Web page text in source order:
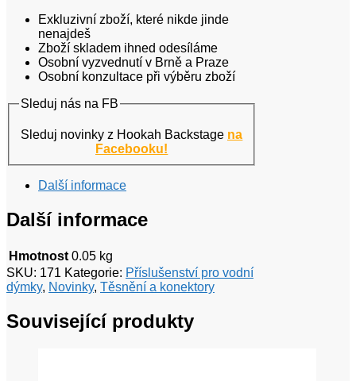
Exkluzivní zboží, které nikde jinde
nenajdeš
Zboží skladem ihned odesíláme
Osobní vyzvednutí v Brně a Praze
Osobní konzultace při výběru zboží
Sleduj nás na FB
Sleduj novinky z Hookah Backstage na
Facebooku!
Další informace
Další informace
Hmotnost 0.05 kg
SKU: 171 Kategorie: Příslušenství pro vodní
dýmky, Novinky, Těsnění a konektory
Související produkty